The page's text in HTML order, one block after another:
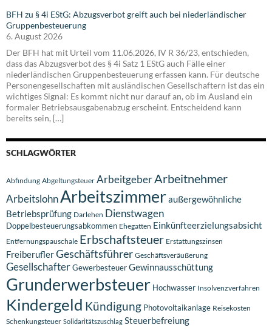
BFH zu § 4i EStG: Abzugsverbot greift auch bei niederländischer
Gruppenbesteuerung
6. August 2026
Der BFH hat mit Urteil vom 11.06.2026, IV R 36/23, entschieden,
dass das Abzugsverbot des § 4i Satz 1 EStG auch Fälle einer
niederländischen Gruppenbesteuerung erfassen kann. Für deutsche
Personengesellschaften mit ausländischen Gesellschaftern ist das ein
wichtiges Signal: Es kommt nicht nur darauf an, ob im Ausland ein
formaler Betriebsausgabenabzug erscheint. Entscheidend kann
bereits sein, […]
SCHLAGWÖRTER
Abfindung Abgeltungsteuer ArbeitgeberArbeitnehmer
ArbeitslohnArbeitszimmeraußergewöhnliche
Betriebsprüfung Darlehen Dienstwagen
Doppelbesteuerungsabkommen Ehegatten Einkünfteerzielungsabsicht
Entfernungspauschale Erbschaftsteuer Erstattungszinsen
FreiberuflerGeschäftsführer Geschäftsveräußerung
GesellschafterGewerbesteuerGewinnausschüttung
Grunderwerbsteuer Hochwasser Insolvenzverfahren
Kindergeld Kündigung Photovoltaikanlage Reisekosten
Schenkungsteuer Solidaritätszuschlag Steuerbefreiung